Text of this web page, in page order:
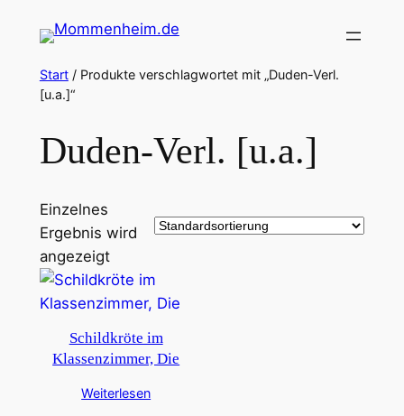
Inhalt
springen
Start/ Produkte verschlagwortet mit „Duden-Verl.
[u.a.]“
Duden-Verl. [u.a.]
Einzelnes
Ergebnis wird
angezeigt
Schildkröte im
Klassenzimmer, Die
Weiterlesen